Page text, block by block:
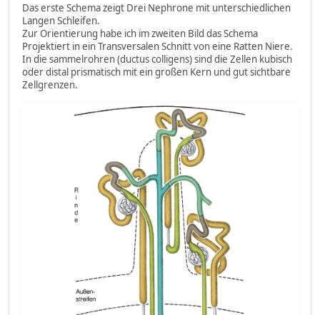
Das erste Schema zeigt Drei Nephrone mit unterschiedlichen
Langen Schleifen.
Zur Orientierung habe ich im zweiten Bild das Schema
Projektiert in ein Transversalen Schnitt von eine Ratten Niere.
In die sammelrohren (ductus colligens) sind die Zellen kubisch
oder distal prismatisch mit ein großen Kern und gut sichtbare
Zellgrenzen.